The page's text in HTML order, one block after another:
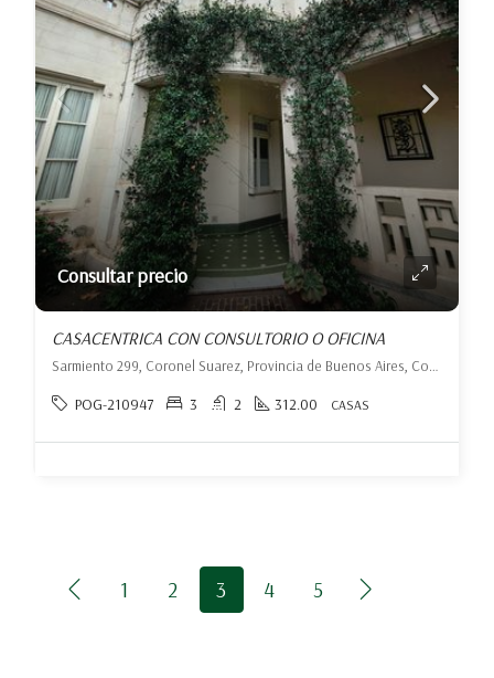
Consultar precio
CASACENTRICA CON CONSULTORIO O OFICINA
POG-210947 3 2 312.00 CASAS
1 2 3 4 5